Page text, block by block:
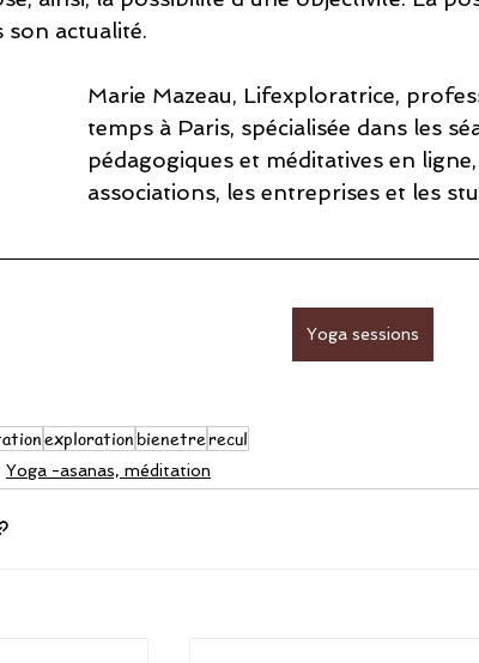
son actualité.
Marie Mazeau, Lifexploratrice,
temps à Paris, spécialisée dans les
pédagogiques et méditatives en
associations, les entreprises et les
Yoga sessions
exploration bienetrerecul
Yoga -asanas, méditation